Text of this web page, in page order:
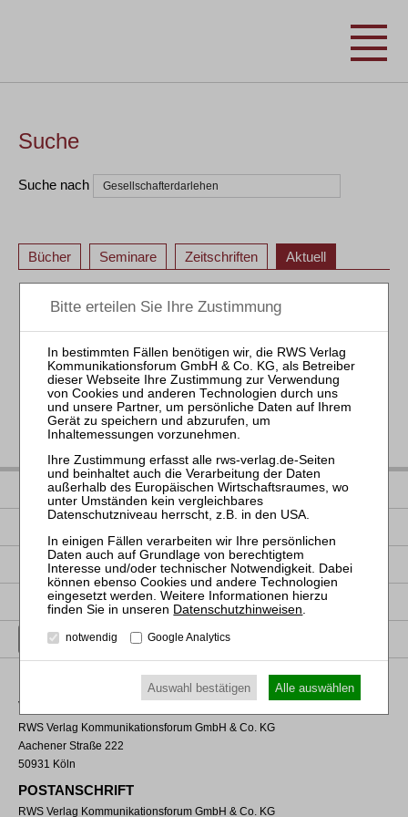
Suche
Suche nach
Bücher Seminare Zeitschriften Aktuell
2
IMPRESSUM
NUTZUNGSBESTIMMUNGEN/AGB
PRODUKTSICHERHEIT (GPSR)
VERTRAG WIDERRUFEN
VERLAGSADRESSE
RWS Verlag Kommunikationsforum GmbH & Co. KG
Aachener Straße 222
50931 Köln
POSTANSCHRIFT
RWS Verlag Kommunikationsforum GmbH & Co. KG
Datenschutzhinweisen
notwendig Google Analytics
Auswahl bestätigen Alle auswählen